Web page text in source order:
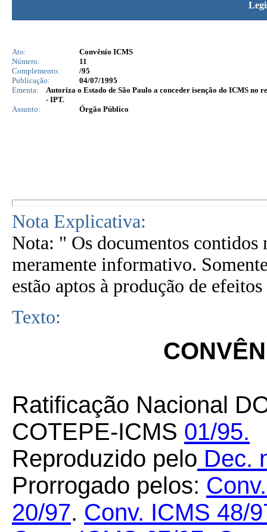
Ato:
Convênio ICMS
Número:
11
Complemento:
/95
Publicação:
04/07/1995
Ementa:
Autoriza o Estado de São Paulo a conceder isenção do ICMS
- IPT.
Assunto:
Órgão Público
Nota Explicativa:
Nota: " Os documentos contidos
meramente informativo.
estão aptos à produção de
Texto:
Ratificação Nacional
COTEPE-ICMS 01/95.
Reproduzido pelo Dec.
Prorrogado pelos:
20/97. Conv. ICMS 48/